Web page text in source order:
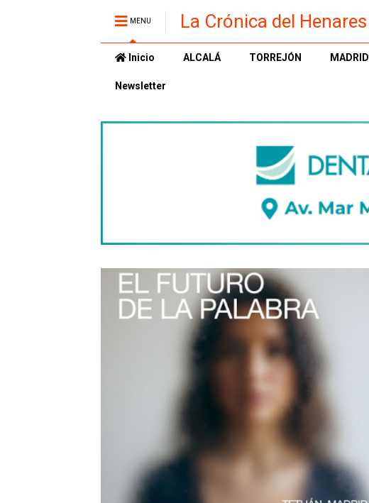
MENU La Crónica del Henares
Inicio ALCALÁ TORREJÓN MADRID
Newsletter